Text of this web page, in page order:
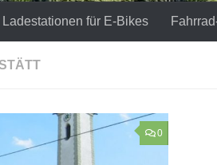
Ladestationen für E-Bikes
0